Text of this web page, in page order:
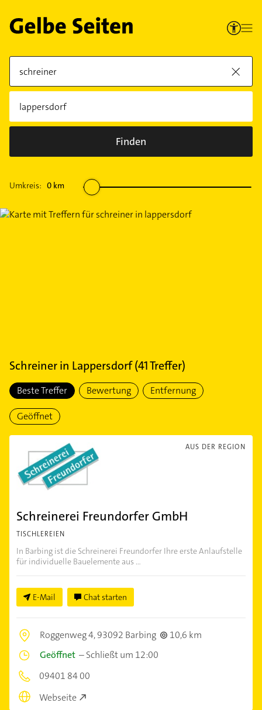
Finden
Umkreis: 0 km
Schreinerin Lappersdorf(41Treffer)
Beste Treffer Bewertung Entfernung
Geöffnet
AUS DER REGION
Schreinerei Freundorfer GmbH
TISCHLEREIEN
In Barbing ist die Schreinerei Freundorfer Ihre erste Anlaufstelle
für individuelle Bauelemente aus ...
E-Mail Chat starten
Roggenweg 4,93092 Barbing
10,6 km
Geöffnet –Schließt um 12:00
09401 84 00
Webseite